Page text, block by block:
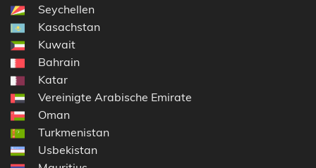
Seychellen
Kasachstan
Kuwait
Bahrain
Katar
Vereinigte Arabische Emirate
Oman
Turkmenistan
Usbekistan